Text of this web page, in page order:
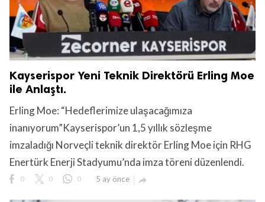
Kayserispor Yeni Teknik Direktörü Erling Moe
ile Anlaştı.
Erling Moe: “Hedeflerimize ulaşacağımıza
inanıyorum”Kayserispor’un 1,5 yıllık sözleşme
imzaladığı Norveçli teknik direktör Erling Moe için RHG
Enertürk Enerji Stadyumu’nda imza töreni düzenlendi.
0 0 0 5 ay önce 